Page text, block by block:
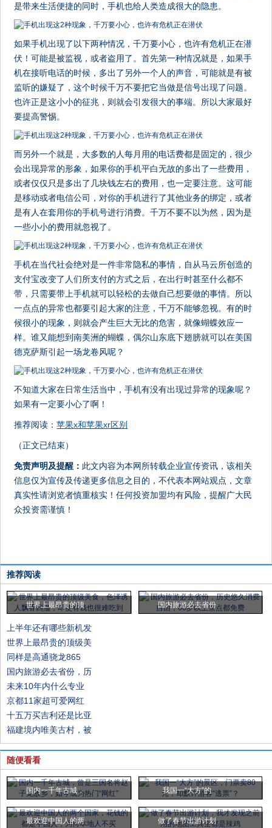
是带来生活便捷的同时，手机也给人类造成很大的隐患。
如果手机出现了以下两种情况，千万要小心，也许有危机正在潜
伏！可能是被监视，或者盗用了。首先第一种情况就是，如果手
机在接听电话的时候，多出了另外一个人的声音，可能就是有被
监听的嫌疑了，这个时候千万不要把它当做是信号出现了问题。
也许正是这小小的征兆，则就会引发很大的事端。所以大家最好
要提高警惕。
而另外一个就是，大多数的人每月用的电话费都是固定的，很少
会出现异常的形象，如果你的手机平白无故的多出了一些费用，
或者仅仅只是多出了几块钱左右的费用，也一定要注意。这可能
是移动或者电信公司，对你的手机进行了其他业务的绑定，或者
是有人在套用你的手机号进行消费。千万不要不以为然，因为是
一些小小的费用就忽视了。
手机在当代社会绝对是一件非常隐私的事情，自从马云所创造的
支付宝改变了人们所支付的方式之后，在出行时甚至什么都不
带，只需要带上手机就可以轻松的去做自己想要做的事情。所以
一点点的异常也都要引起大家的注意，千万不能够忽视。有的时
候很小的现象，则就会产生巨大无比的危害，就像蝴蝶效应一
样。谁又能想到南美洲的蝴蝶，偶尔山东底下翅膀就可以在美国
德克萨斯引起一场龙卷风呢？
不知道大家在日常生活当中，手机有没有出现过异常的现象呢？
如果有一定要小心了啊！
推荐阅读：苹果x和苹果xr区别
（正文已结束）
免责声明及提醒： 此文内容为本网所转载企业宣传资讯，该相关
信息仅为宣传及传递更多信息之目的，不代表本网站观点，文章
真实性请浏览者慎重核实！任何投资加盟均有风险，提醒广大民
众投资需谨慎！
推荐阅读
世界上最昂贵的顶 国内旅游必去省份
上半年还有哪些新机发
世界上最昂贵的顶级美
同样是高通骁龙865
国内旅游必去省份，历
未来10年内什么专业
京都11家超可爱网红
十五万买吉利还是比亚
福建境内唯美古村，被
随便看看
国内一千年古城， 我国一“大方”的
最欢迎中国人的两 做了春节出游计划